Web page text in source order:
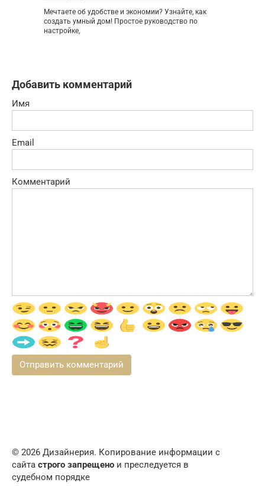
Мечтаете об удобстве и экономии? Узнайте, как
создать умный дом! Простое руководство по
настройке,
Добавить комментарий
Имя
Email
Комментарий
© 2026 Дизайнерия. Копирование информации с
сайта строго запрещено и преследуется в
судебном порядке